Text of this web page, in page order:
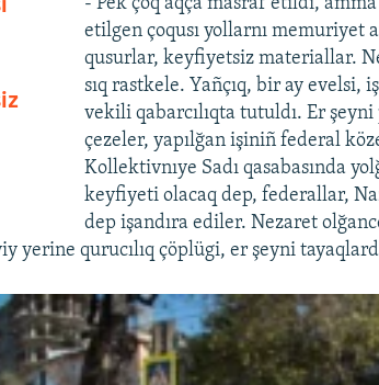
etilgen çoqusı yollarnı
qusurlar, keyfiyetsiz materiallar.
sıq rastkele. Yañçıq, bir ay
vekili qabarcılıqta tutuldı. Er
çezeler, yapılğan işiniñ federal
Kollektivnıye Sadı qasabasında
keyfiyeti olacaq dep, federallar,
dep işandıra ediler. Nezaret
yerine qurucılıq çöplügi, er şeyni